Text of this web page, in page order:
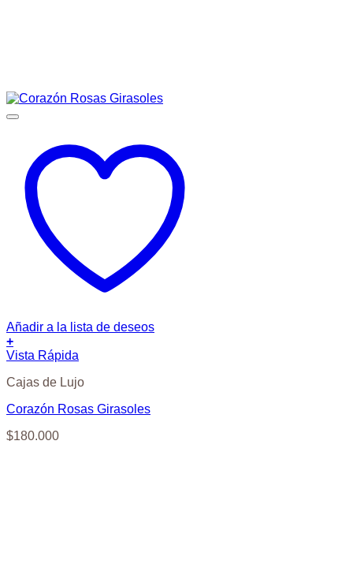
Añadir a la lista de deseos
+
Vista Rápida
Cajas de Lujo
Corazón Rosas Girasoles
$180.000